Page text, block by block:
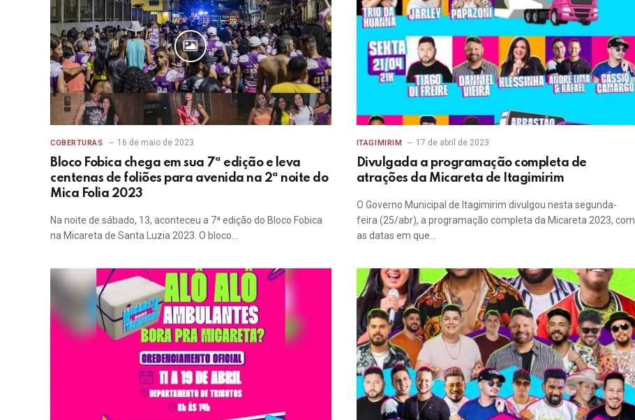
COBERTURAS 16 de maio de 2023
Bloco Fobica chega em sua 7ª edição e leva
centenas de foliões para avenida na 2ª noite do
Mica Folia 2023
Na noite de sábado, 13, aconteceu a 7ª edição do Bloco Fobica
na Micareta de Santa Luzia 2023. O bloco…
ITAGIMIRIM 17 de abril de 2023
Divulgada a programação completa de
atrações da Micareta de Itagimirim
O Governo Municipal de Itagimirim divulgou nesta segunda-
feira (25/abr), a programação completa da Micareta 2023, com
as datas em que…